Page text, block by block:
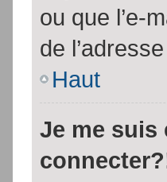
ou que l’e-
de
Haut
Je me suis